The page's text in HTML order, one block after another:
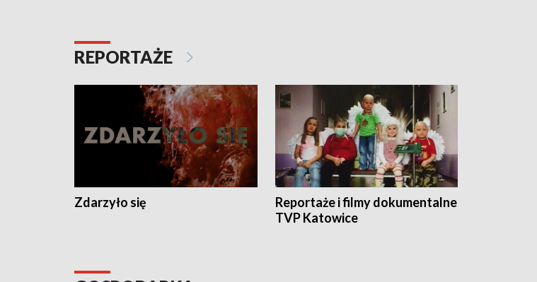
REPORTAŻE
Zdarzyło się
Reportaże i filmy dokumentalne
TVP Katowice